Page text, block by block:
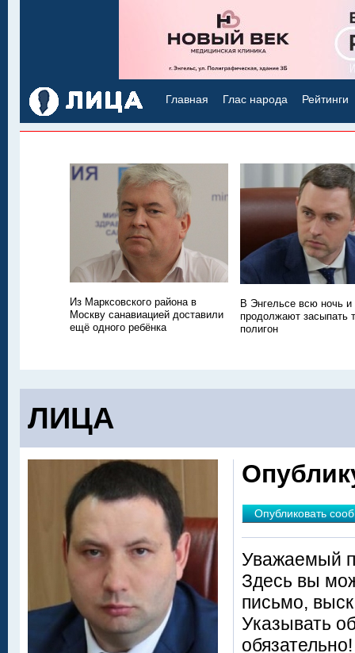
Главная Глас народа Рейтинги
Из Марксовского района в
Москву санавиацией доставили
ещё одного ребёнка
В Энгельсе всю ночь и
продолжают засыпать
полигон
ЛИЦА
Опубликовать
Уважаемый
Здесь вы
письмо,
Указывать